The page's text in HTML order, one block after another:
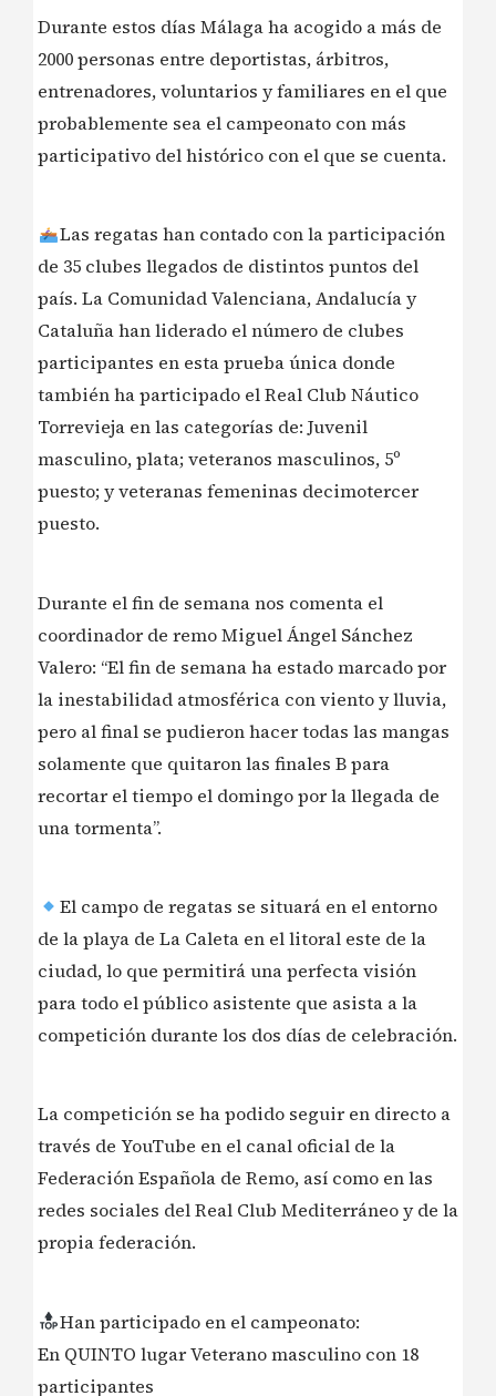
Durante estos días Málaga ha acogido a más de
2000 personas entre deportistas, árbitros,
entrenadores, voluntarios y familiares en el que
probablemente sea el campeonato con más
participativo del histórico con el que se cuenta.
Las regatas han contado con la participación
de 35 clubes llegados de distintos puntos del
país. La Comunidad Valenciana, Andalucía y
Cataluña han liderado el número de clubes
participantes en esta prueba única donde
también ha participado el Real Club Náutico
Torrevieja en las categorías de: Juvenil
masculino, plata; veteranos masculinos, 5º
puesto; y veteranas femeninas decimotercer
puesto.
Durante el fin de semana nos comenta el
coordinador de remo Miguel Ángel Sánchez
Valero: “El fin de semana ha estado marcado por
la inestabilidad atmosférica con viento y lluvia,
pero al final se pudieron hacer todas las mangas
solamente que quitaron las finales B para
recortar el tiempo el domingo por la llegada de
una tormenta”.
El campo de regatas se situará en el entorno
de la playa de La Caleta en el litoral este de la
ciudad, lo que permitirá una perfecta visión
para todo el público asistente que asista a la
competición durante los dos días de celebración.
La competición se ha podido seguir en directo a
través de YouTube en el canal oficial de la
Federación Española de Remo, así como en las
redes sociales del Real Club Mediterráneo y de la
propia federación.
Han participado en el campeonato:
En QUINTO lugar Veterano masculino con 18
participantes